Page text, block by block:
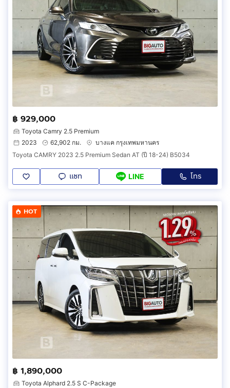
฿ 929,000
Toyota Camry 2.5 Premium
2023
62,902 กม.
บางแค กรุงเทพมหานคร
Toyota CAMRY 2023 2.5 Premium Sedan AT (ปี 18-24) B5034
แชท LINE โทร
HOT
฿ 1,890,000
Toyota Alphard 2.5 S C-Package